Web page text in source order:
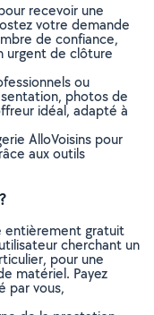
recevoir une
votre demande
de confiance,
urgent de clôture
ou
photos de
idéal, adapté à
AlloVoisins pour
aux outils
entièrement gratuit
cherchant un
pour une
matériel. Payez
par vous,